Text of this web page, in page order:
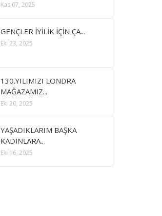
Kas 07, 2025
GENÇLER İYİLİK İÇİN ÇA...
Eki 23, 2025
130.YILIMIZI LONDRA
MAĞAZAMIZ...
Eki 20, 2025
YAŞADIKLARIM BAŞKA
KADINLARA...
Eki 16, 2025